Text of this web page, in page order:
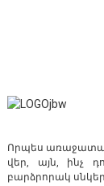
Որպես առաջատար
վեր, այն, ինչ
բարձրորակ